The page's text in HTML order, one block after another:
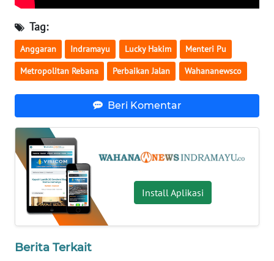
Tag:
Anggaran Indramayu Lucky Hakim Menteri Pu
Metropolitan Rebana Perbaikan Jalan Wahananewsco
Beri Komentar
Install Aplikasi
Berita Terkait
WN
WN
KALTIM
WN
WN
GORONTALO
WN
SULUT
MALUKU